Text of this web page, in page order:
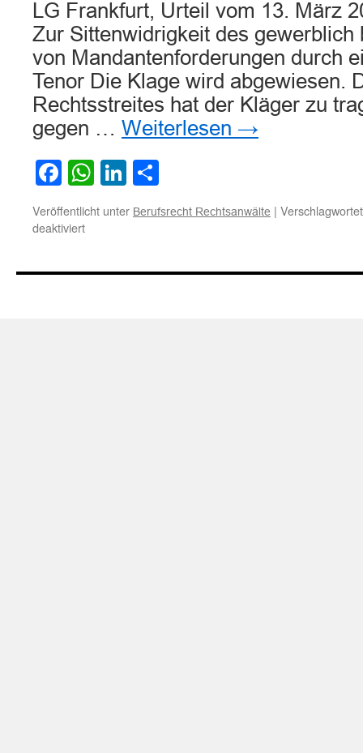
LG Frankfurt, Urteil vom 13. März
Zur Sittenwidrigkeit des gewerblich
von Mandantenforderungen durch
Tenor Die Klage wird abgewiesen.
Rechtsstreites hat der Kläger zu
gegen … Weiterlesen →
Facebook
WhatsApp
LinkedIn
Veröffentlicht unter Berufsrecht Rechtsanwälte |
deaktiviertfür
des